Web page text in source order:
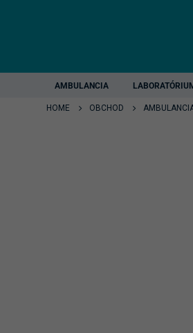
AMBULANCIA
HOME OBCHOD